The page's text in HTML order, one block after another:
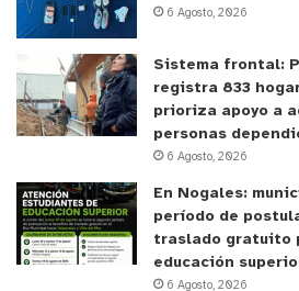
importante para nuestros
en especial de Villa Alemana”.
Finalmente, Felipe Cerda,
Cafetería y Heladería
nos identifica como parte de
sobre todo acá en el
súper concurrido y de repente
saben dónde ponerse y no
resto- aunque no deberían
6 Agosto, 2026
Sistema frontal:
registra 833
prioriza apoyo a
personas
6 Agosto, 2026
En Nogales:
período de
traslado gratuito
educación
6 Agosto, 2026